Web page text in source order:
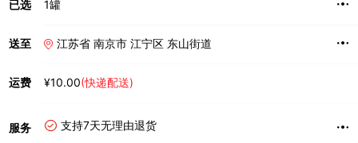
已选 1罐
送至 江苏省 南京市 江宁区 东山街道
运费 ¥10.00(快递配送)
服务 支持7天无理由退货